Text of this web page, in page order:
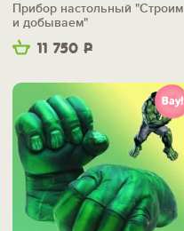
11 750 Р
Прибор настольный "Строим
и добываем"